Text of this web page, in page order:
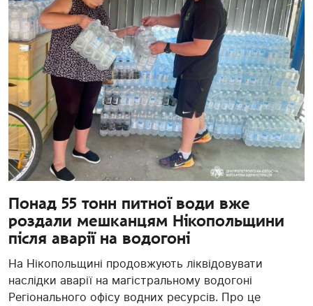
Понад 55 тонн питної води вже
роздали мешканцям Нікопольщини
після аварії на водогоні
На Нікопольщині продовжують ліквідовувати
наслідки аварії на магістральному водогоні
Регіонального офісу водних ресурсів. Про це